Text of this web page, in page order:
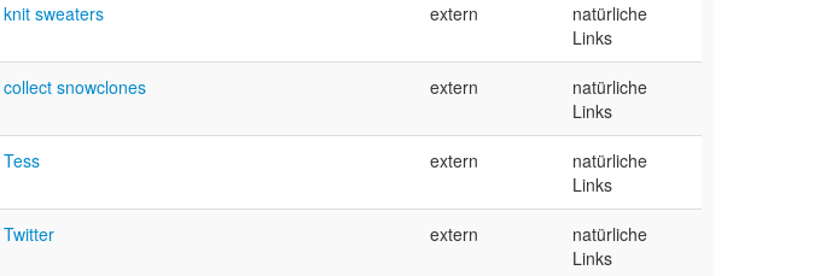
knit sweaters extern
natürliche
Links
collect snowclones extern
natürliche
Links
Tess extern
natürliche
Links
Twitter extern
natürliche
Links